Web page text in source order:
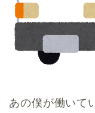
あの僕が働いて